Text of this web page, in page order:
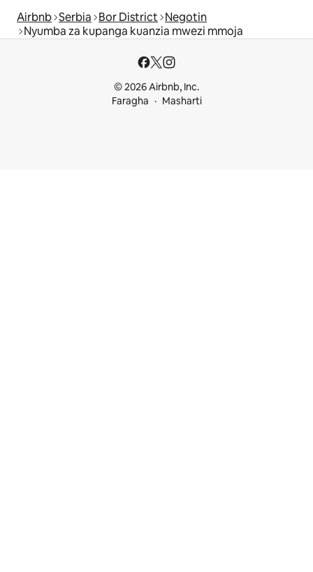
Airbnb Serbia Bor District Negotin
Nyumba za kupanga kuanzia mwezi mmoja
© 2026 Airbnb, Inc.
Faragha
Masharti